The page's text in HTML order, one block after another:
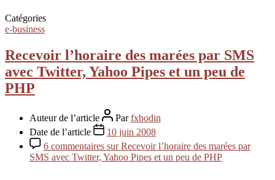
Catégories
e-business
Recevoir l’horaire des marées par SMS
avec Twitter, Yahoo Pipes et un peu de
PHP
Auteur de l’article Parfxbodin
Date de l’article
10 juin 2008
6 commentaires sur Recevoir l’horaire des marées par
SMS avec Twitter, Yahoo Pipes et un peu de PHP